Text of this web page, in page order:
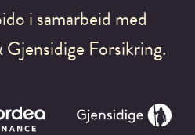
i samarbeid med
Forsikring.